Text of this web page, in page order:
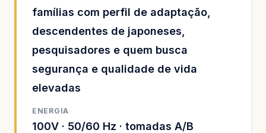
famílias com perfil de adaptação,
descendentes de japoneses,
pesquisadores e quem busca
segurança e qualidade de vida
elevadas
ENERGIA
100V · 50/60 Hz · tomadas A/B